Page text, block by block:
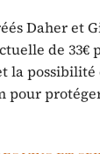
Daher et
de 33€
la possibilité
pour